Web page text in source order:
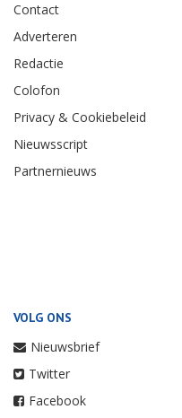
Contact
Adverteren
Redactie
Colofon
Privacy & Cookiebeleid
Nieuwsscript
Partnernieuws
VOLG ONS
Nieuwsbrief
Twitter
Facebook